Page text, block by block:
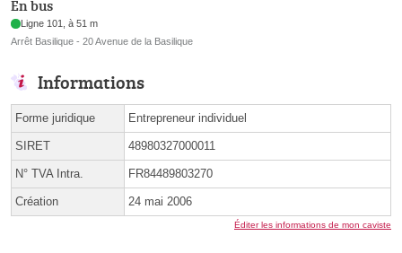
En bus
Ligne 101, à 51 m
Arrêt Basilique - 20 Avenue de la Basilique
Informations
Forme juridique Entrepreneur individuel
SIRET 48980327000011
N° TVA Intra. FR84489803270
Création 24 mai 2006
Éditer les informations de mon caviste